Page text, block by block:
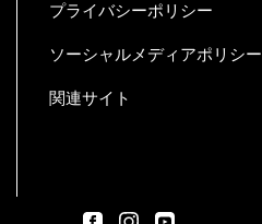
プライバシーポリシー
ソーシャルメディアポリシー
関連サイト